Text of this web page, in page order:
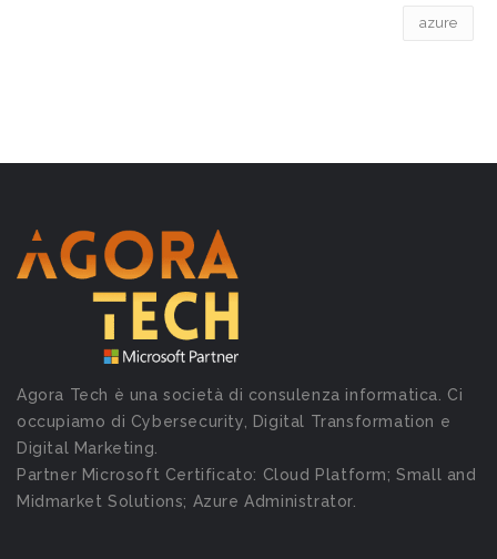
azure
Agora Tech è una società di consulenza informatica. Ci
occupiamo di Cybersecurity, Digital Transformation e
Digital Marketing.
Partner Microsoft Certificato: Cloud Platform; Small and
Midmarket Solutions; Azure Administrator.